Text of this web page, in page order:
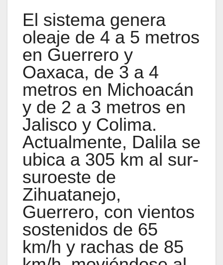
El sistema genera
oleaje de 4 a 5 metros
en Guerrero y
Oaxaca, de 3 a 4
metros en Michoacán
y de 2 a 3 metros en
Jalisco y Colima.
Actualmente, Dalila se
ubica a 305 km al sur-
suroeste de
Zihuatanejo,
Guerrero, con vientos
sostenidos de 65
km/h y rachas de 85